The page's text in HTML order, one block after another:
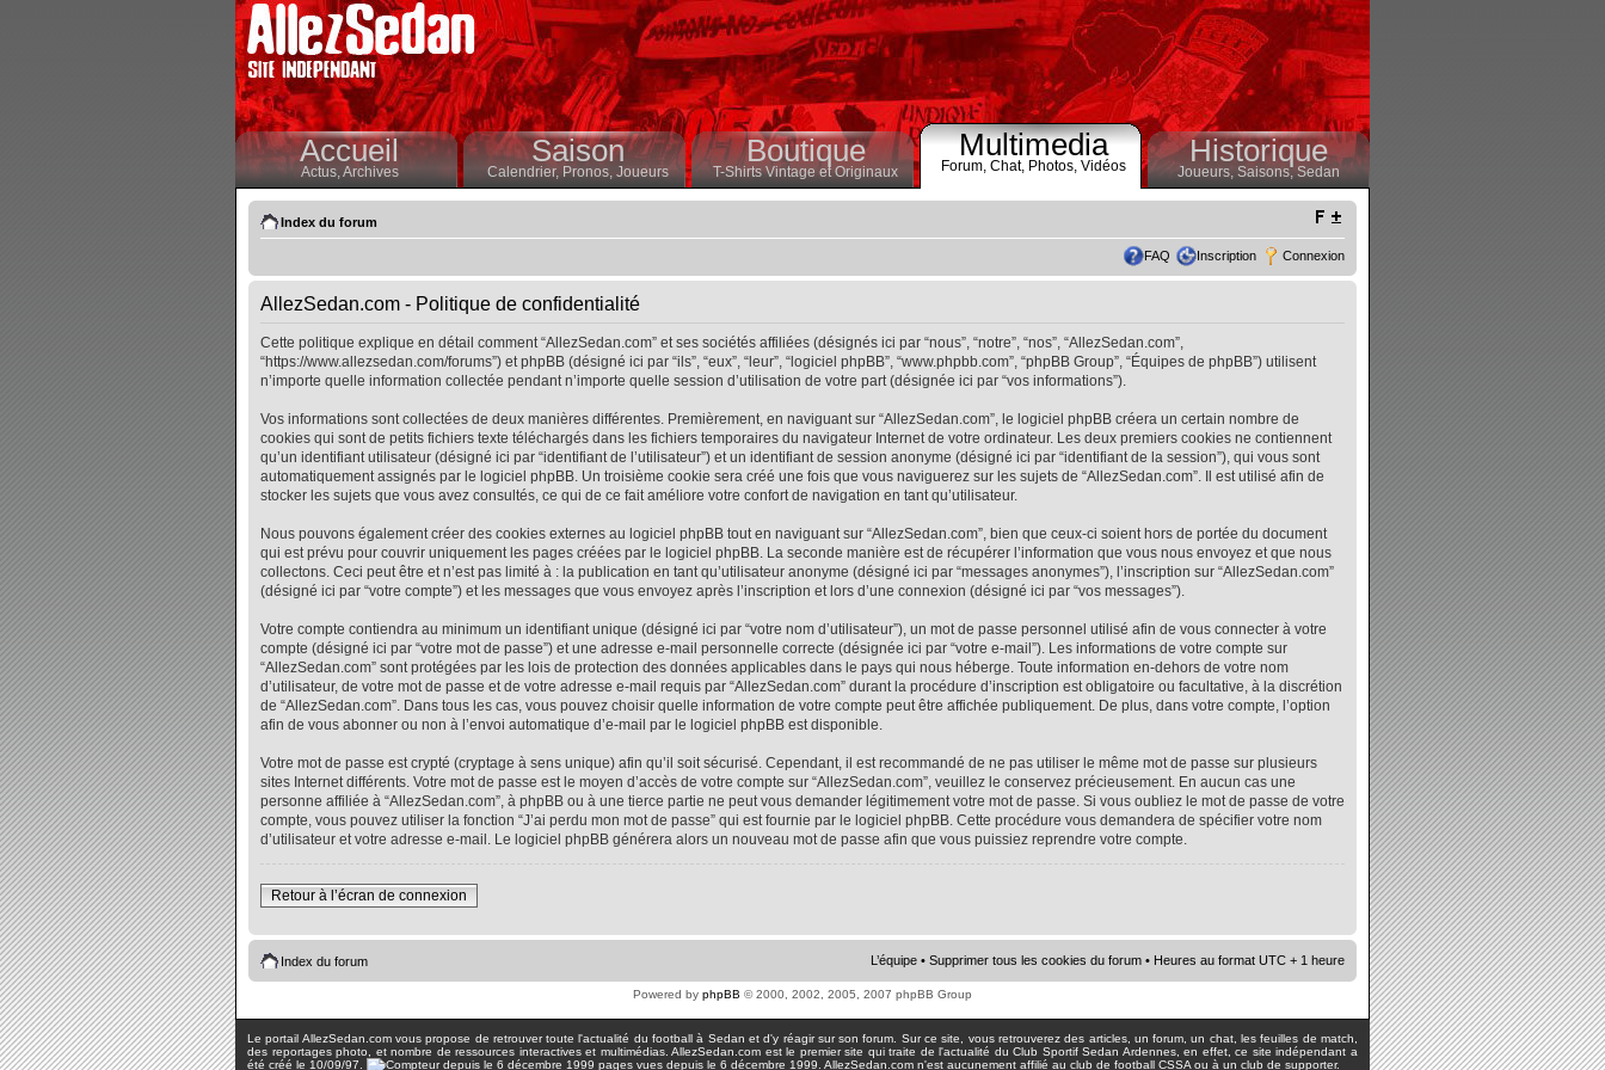
Accueil
Actus,Archives
Saison
Calendrier,Pronos, Joueurs
Boutique
T-Shirts Vintage et Originaux
Multimedia
Forum, Chat, Photos, Vidéos Historique
Joueurs, Saisons,Sedan
Index du forum
FAQ Inscription Connexion
AllezSedan.com - Politique de confidentialité
Cette politique explique en détail comment “AllezSedan.com” et ses sociétés affiliées (désignés ici par “nous”, “notre”, “nos”, “AllezSedan.com”,
“https://www.allezsedan.com/forums”) et phpBB (désigné ici par “ils”, “eux”, “leur”, “logiciel phpBB”, “www.phpbb.com”, “phpBB Group”, “Équipes de phpBB”) utilisent
n’importe quelle information collectée pendant n’importe quelle session d’utilisation de votre part (désignée ici par “vos informations”).
Vos informations sont collectées de deux manières différentes. Premièrement, en naviguant sur “AllezSedan.com”, le logiciel phpBB créera un certain nombre de
cookies qui sont de petits fichiers texte téléchargés dans les fichiers temporaires du navigateur Internet de votre ordinateur. Les deux premiers cookies ne contiennent
qu’un identifiant utilisateur (désigné ici par “identifiant de l’utilisateur”) et un identifiant de session anonyme (désigné ici par “identifiant de la session”), qui vous sont
automatiquement assignés par le logiciel phpBB. Un troisième cookie sera créé une fois que vous naviguerez sur les sujets de “AllezSedan.com”. Il est utilisé afin de
stocker les sujets que vous avez consultés, ce qui de ce fait améliore votre confort de navigation en tant qu’utilisateur.
Nous pouvons également créer des cookies externes au logiciel phpBB tout en naviguant sur “AllezSedan.com”, bien que ceux-ci soient hors de portée du document
qui est prévu pour couvrir uniquement les pages créées par le logiciel phpBB. La seconde manière est de récupérer l’information que vous nous envoyez et que nous
collectons. Ceci peut être et n’est pas limité à : la publication en tant qu’utilisateur anonyme (désigné ici par “messages anonymes”), l’inscription sur “AllezSedan.com”
(désigné ici par “votre compte”) et les messages que vous envoyez après l’inscription et lors d’une connexion (désigné ici par “vos messages”).
Votre compte contiendra au minimum un identifiant unique (désigné ici par “votre nom d’utilisateur”), un mot de passe personnel utilisé afin de vous connecter à votre
compte (désigné ici par “votre mot de passe”) et une adresse e-mail personnelle correcte (désignée ici par “votre e-mail”). Les informations de votre compte sur
“AllezSedan.com” sont protégées par les lois de protection des données applicables dans le pays qui nous héberge. Toute information en-dehors de votre nom
d’utilisateur, de votre mot de passe et de votre adresse e-mail requis par “AllezSedan.com” durant la procédure d’inscription est obligatoire ou facultative, à la discrétion
de “AllezSedan.com”. Dans tous les cas, vous pouvez choisir quelle information de votre compte peut être affichée publiquement. De plus, dans votre compte, l’option
afin de vous abonner ou non à l’envoi automatique d’e-mail par le logiciel phpBB est disponible.
Votre mot de passe est crypté (cryptage à sens unique) afin qu’il soit sécurisé. Cependant, il est recommandé de ne pas utiliser le même mot de passe sur plusieurs
sites Internet différents. Votre mot de passe est le moyen d’accès de votre compte sur “AllezSedan.com”, veuillez le conservez précieusement. En aucun cas une
personne affiliée à “AllezSedan.com”, à phpBB ou à une tierce partie ne peut vous demander légitimement votre mot de passe. Si vous oubliez le mot de passe de votre
compte, vous pouvez utiliser la fonction “J’ai perdu mon mot de passe” qui est fournie par le logiciel phpBB. Cette procédure vous demandera de spécifier votre nom
d’utilisateur et votre adresse e-mail. Le logiciel phpBB générera alors un nouveau mot de passe afin que vous puissiez reprendre votre compte.
Retour à l’écran de connexion
Index du forum L’équipe • Supprimer tous les cookies du forum • Heures au format UTC + 1 heure
Powered by phpBB © 2000, 2002, 2005, 2007 phpBB Group
Le portail AllezSedan.com vous propose de retrouver toute l'actualité du football à Sedan et d'y réagir sur son forum. Sur ce site, vous retrouverez des articles, un forum, un chat, les feuilles de match,
des reportages photo, et nombre de ressources interactives et multimédias. AllezSedan.com est le premier site qui traite de l'actualité du Club Sportif Sedan Ardennes, en effet, ce site indépendant a
été créé le 10/09/97.
pages vues depuis le 6 décembre 1999. AllezSedan.com n'est aucunement affilié au club de football CSSA ou à un club de supporter.